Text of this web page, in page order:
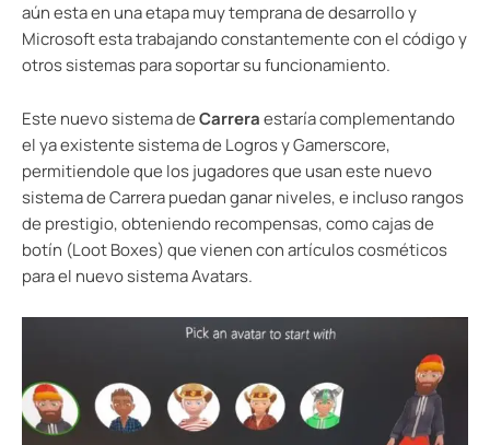
aún esta en una etapa muy temprana de desarrollo y
Microsoft esta trabajando constantemente con el código y
otros sistemas para soportar su funcionamiento.
Este nuevo sistema deCarreraestaría complementando
el ya existente sistema de Logros y Gamerscore,
permitiendole que los jugadores que usan este nuevo
sistema de Carrera puedan ganar niveles, e incluso rangos
de prestigio, obteniendo recompensas, como cajas de
botín (Loot Boxes) que vienen con artículos cosméticos
para el nuevo sistema Avatars.